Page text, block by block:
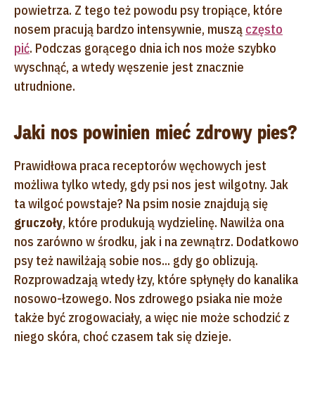
powietrza. Z tego też powodu psy tropiące, które
nosem pracują bardzo intensywnie, muszą często
pić. Podczas gorącego dnia ich nos może szybko
wyschnąć, a wtedy węszenie jest znacznie
utrudnione.
Jaki nos powinien mieć zdrowy pies?
Prawidłowa praca receptorów węchowych jest
możliwa tylko wtedy, gdy psi nos jest wilgotny. Jak
ta wilgoć powstaje? Na psim nosie znajdują się
gruczoły, które produkują wydzielinę. Nawilża ona
nos zarówno w środku, jak i na zewnątrz. Dodatkowo
psy też nawilżają sobie nos... gdy go oblizują.
Rozprowadzają wtedy łzy, które spłynęły do kanalika
nosowo-łzowego. Nos zdrowego psiaka nie może
także być zrogowaciały, a więc nie może schodzić z
niego skóra, choć czasem tak się dzieje.